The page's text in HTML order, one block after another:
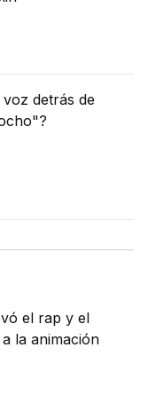
voz detrás de
el rap y el
la animación